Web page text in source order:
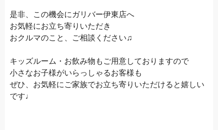
是非、この機会にガリバー伊東店へ
お気軽にお立ち寄りいただき
おクルマのこと、ご相談ください♫
キッズルーム・お飲み物もご用意しておりますので
小さなお子様がいらっしゃるお客様も
ぜひ、お気軽にご家族でお立ち寄りいただけると嬉しい
です♩